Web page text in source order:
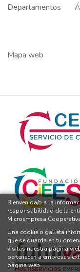
Departamentos
Mapa web
Bienvenida/o a la
responsabilidad de la
Microempresa
Una cookie o galleta
que se guarda en tu
visitas nuestra página
pertenecen a empresas
página web.